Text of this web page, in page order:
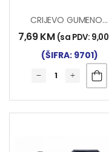
CRIJEVO GUMENO 20bar Fi 12x19mm
7,69KM (sa PDV: 9,00
(ŠIFRA: 9701)